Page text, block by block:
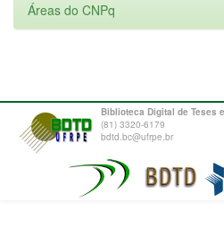
Áreas do CNPq
Biblioteca Digital de Teses
(81) 3320-6179
bdtd.bc@ufrpe.br